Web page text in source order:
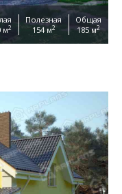
м2
Полезная
154 м2
Общая
185 м2